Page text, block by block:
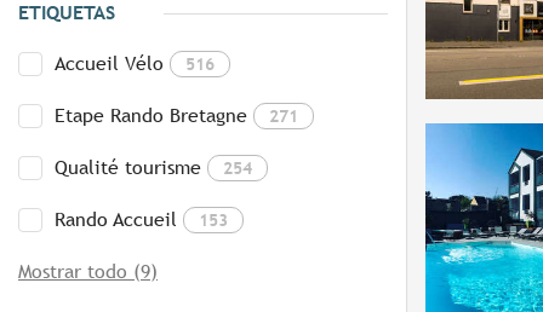
ETIQUETAS
Accueil Vélo 516
Etape Rando Bretagne 271
Qualité tourisme 254
Rando Accueil 153
Mostrar todo (9)